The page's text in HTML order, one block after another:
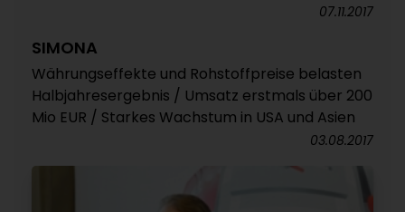
07.11.2017
SIMONA
Währungseffekte und Rohstoffpreise belasten
Halbjahresergebnis / Umsatz erstmals über 200
Mio EUR / Starkes Wachstum in USA und Asien
03.08.2017